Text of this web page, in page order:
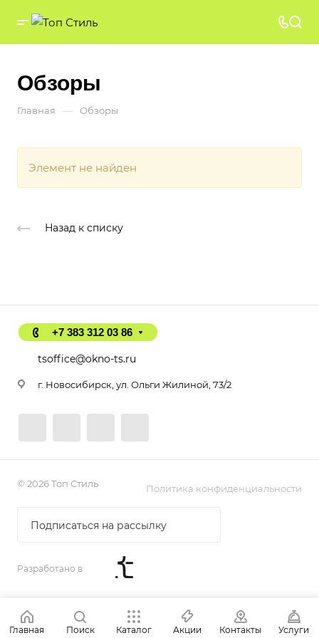
Обзоры
Главная — Обзоры
Элемент не найден
Назад к списку
+7 383 312 03 86
tsoffice@okno-ts.ru
г. Новосибирск, ул. Ольги Жилиной, 73/2
© 2026 Топ Стиль Политика конфиденциальности
Подписаться на рассылку
Разработано в
Главная Поиск Каталог Акции Контакты Услуги